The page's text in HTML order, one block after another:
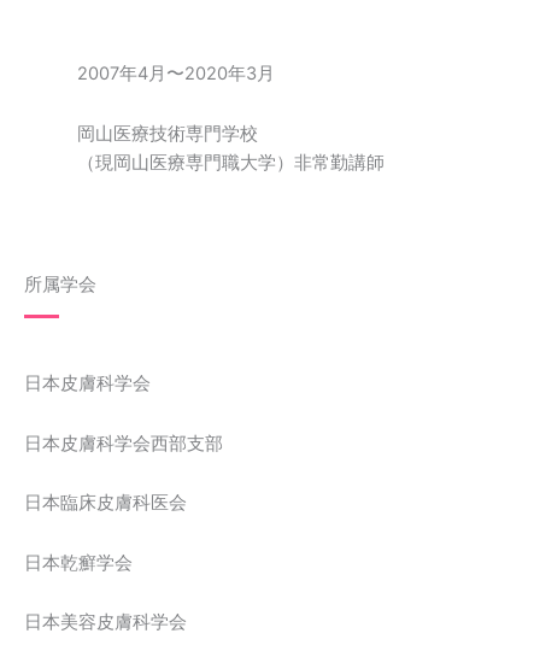
2007年4月〜2020年3月
岡山医療技術専門学校
（現岡山医療専門職大学）非常勤講師
所属学会
日本皮膚科学会
日本皮膚科学会西部支部
日本臨床皮膚科医会
日本乾癬学会
日本美容皮膚科学会